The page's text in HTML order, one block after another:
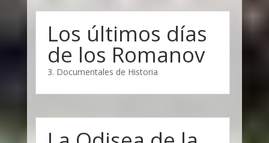
Los últimos días
de los Romanov
3. Documentales de Historia